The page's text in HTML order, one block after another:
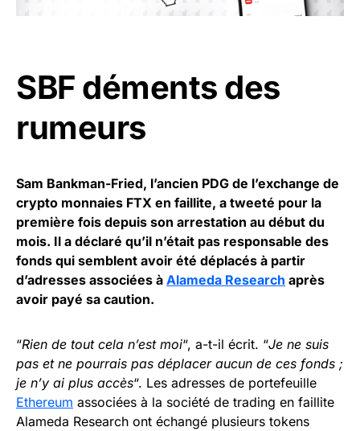
SBF déments des
rumeurs
Sam Bankman-Fried, l’ancien PDG de l’exchange de
crypto monnaies FTX en faillite, a tweeté pour la
première fois depuis son arrestation au début du
mois. Il a déclaré qu’il n’était pas responsable des
fonds qui semblent avoir été déplacés à partir
d’adresses associées à Alameda Research après
avoir payé sa caution.
“Rien de tout cela n’est moi“, a-t-il écrit. “Je ne suis
pas et ne pourrais pas déplacer aucun de ces fonds ;
je n’y ai plus accès“. Les adresses de portefeuille
Ethereum associées à la société de trading en faillite
Alameda Research ont échangé plusieurs tokens